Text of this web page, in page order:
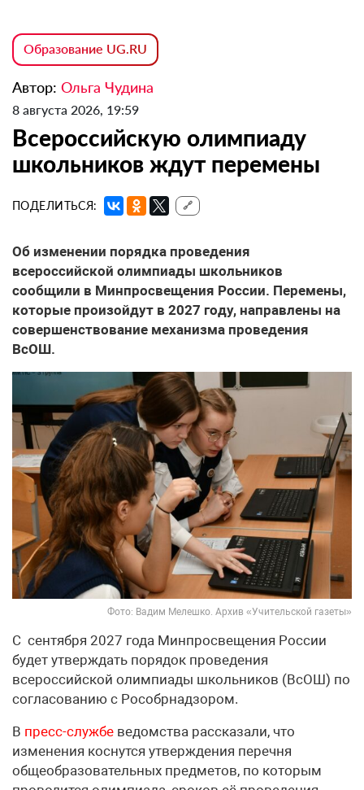
Образование UG.RU
Автор: Ольга Чудина
8 августа 2026, 19:59
Всероссийскую олимпиаду
школьников ждут перемены
ПОДЕЛИТЬСЯ: 🔗
Об изменении порядка проведения
всероссийской олимпиады школьников
сообщили в Минпросвещения России. Перемены,
которые произойдут в 2027 году, направлены на
совершенствование механизма проведения
ВсОШ.
Фото: Вадим Мелешко. Архив «Учительской газеты»
С сентября 2027 года Минпросвещения России
будет утверждать порядок проведения
всероссийской олимпиады школьников (ВсОШ) по
согласованию с Рособрнадзором.
В пресс-службе ведомства рассказали, что
изменения коснутся утверждения перечня
общеобразовательных предметов, по которым